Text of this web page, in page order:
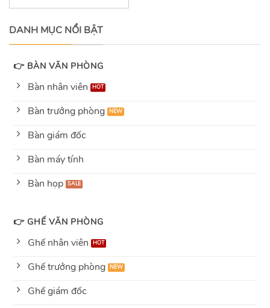
of
DANH MỤC NỔI BẬT
👉 BÀN VĂN PHÒNG
Bàn nhân viên
Bàn trưởng phòng
Bàn giám đốc
Bàn máy tính
Bàn họp
👉 GHẾ VĂN PHÒNG
Ghế nhân viên
Ghế trưởng phòng
Ghế giám đốc